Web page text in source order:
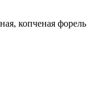
копченая форель